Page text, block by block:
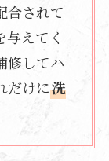
合されて
えてく
修してハ
だけに洗